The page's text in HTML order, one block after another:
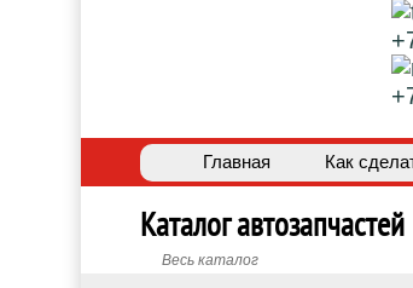
Главная Как
Каталог автозапчастей
Весь каталог